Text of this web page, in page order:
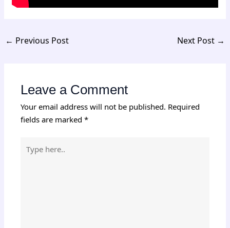
← Previous Post Next Post →
Leave a Comment
Your email address will not be published. Required
fields are marked*
here..